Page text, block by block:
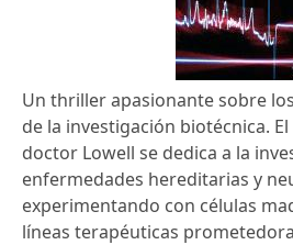
Un thriller apasionante sobre
de la investigación biotécnica.
doctor Lowell se dedica a la
enfermedades hereditarias y
experimentando con células
líneas terapéuticas